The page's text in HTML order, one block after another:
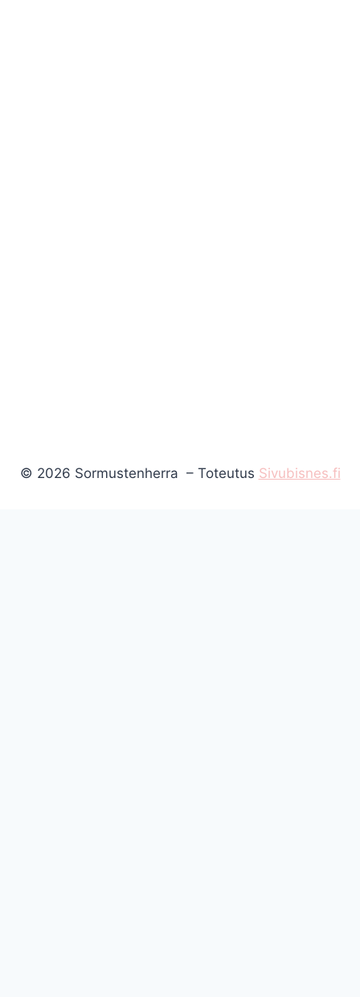
© 2026 Sormustenherra – Toteutus Sivubisnes.fi